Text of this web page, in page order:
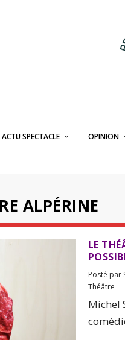
ACTU SPECTACLE OPINION
ALPÉRINE
LE
Posté par
Théâtre
Michel